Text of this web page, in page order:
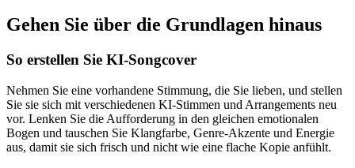
Gehen Sie über die Grundlagen hinaus
So erstellen Sie KI-Songcover
Nehmen Sie eine vorhandene Stimmung, die Sie lieben, und stellen
Sie sie sich mit verschiedenen KI-Stimmen und Arrangements neu
vor. Lenken Sie die Aufforderung in den gleichen emotionalen
Bogen und tauschen Sie Klangfarbe, Genre-Akzente und Energie
aus, damit sie sich frisch und nicht wie eine flache Kopie anfühlt.